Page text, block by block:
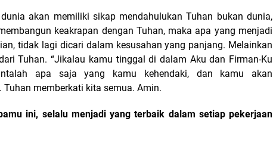
akan memiliki sikap mendahulukan Tuhan bukan dunia,
keakrapan dengan Tuhan, maka apa yang menjadi
tidak lagi dicari dalam kesusahan yang panjang. Melainkan
Tuhan. “Jikalau kamu tinggal di dalam Aku dan Firman-Ku
apa saja yang kamu kehendaki, dan kamu akan
Tuhan memberkati kita semua. Amin.
ini, selalu menjadi yang terbaik dalam setiap pekerjaan